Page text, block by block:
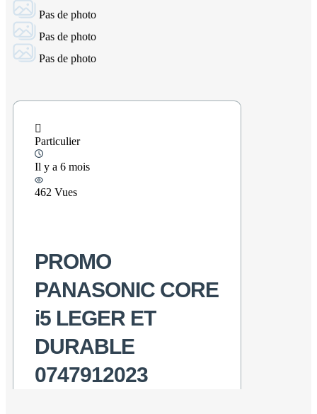
Pas de photo
Pas de photo
Pas de photo
Particulier
Il y a 6 mois
462 Vues
PROMO
PANASONIC CORE
i5 LEGER ET
DURABLE
0747912023